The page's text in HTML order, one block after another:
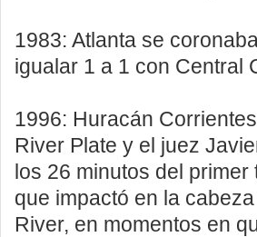
1983: Atlanta se
igualar 1 a 1 con Central
1996: Huracán
River Plate y el juez
los 26 minutos del
que impactó en la
River, en momentos en